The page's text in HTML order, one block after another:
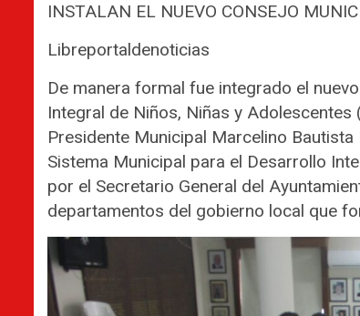
INSTALAN EL NUEVO CONSEJO
Libreportaldenoticias
De manera formal fue integrado el
Integral de Niños, Niñas y
Presidente Municipal Marcelino
Sistema Municipal para el Desarrollo
por el Secretario General del
departamentos del gobierno local que